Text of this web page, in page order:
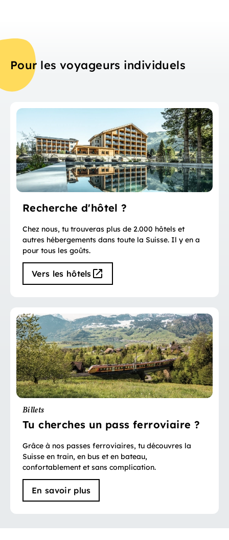
Pour les voyageurs individuels
Recherche d'hôtel ?
Chez nous, tu trouveras plus de 2.000 hôtels et
autres hébergements dans toute la Suisse. Il y en a
pour tous les goûts.
Vers les hôtels
Billets
Tu cherches un pass ferroviaire ?
Grâce à nos passes ferroviaires, tu découvres la
Suisse en train, en bus et en bateau,
confortablement et sans complication.
En savoir plus